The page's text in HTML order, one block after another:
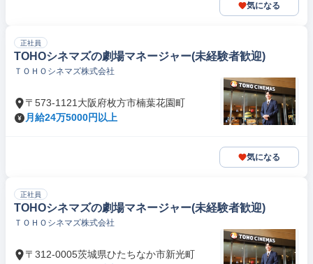
気になる
正社員
TOHOシネマズの劇場マネージャー(未経験者歓迎)
ＴＯＨＯシネマズ株式会社
〒573-1121大阪府枚方市楠葉花園町
月給24万5000円以上
気になる
正社員
TOHOシネマズの劇場マネージャー(未経験者歓迎)
ＴＯＨＯシネマズ株式会社
〒312-0005茨城県ひたちなか市新光町